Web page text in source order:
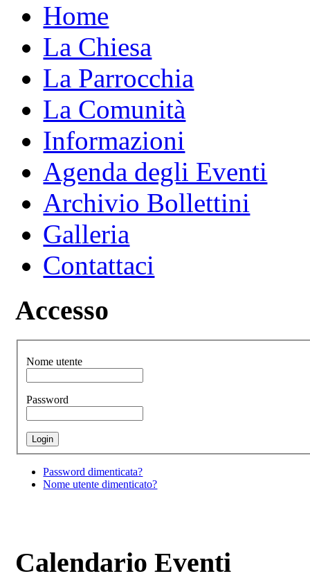
Home
La Chiesa
La Parrocchia
La Comunità
Informazioni
Agenda degli Eventi
Archivio Bollettini
Galleria
Contattaci
Accesso
Nome utente
Password
Password dimenticata?
Nome utente dimenticato?
Calendario Eventi